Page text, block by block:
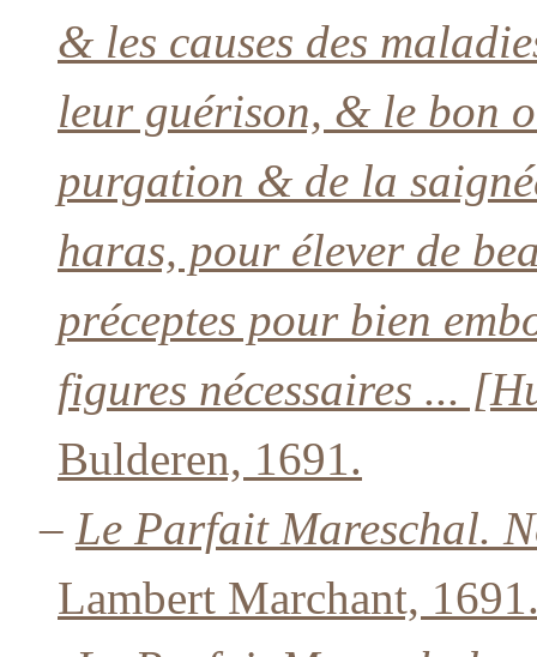
& les causes des
leur guérison, & le bon
purgation & de la
haras, pour élever de
préceptes pour bien
figures nécessaires ...
Bulderen, 1691.
– Le Parfait Mareschal.
Lambert Marchant,